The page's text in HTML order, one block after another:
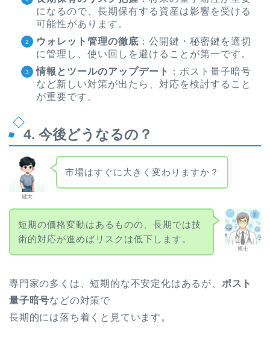
になるので、長期保有する資産は影響を受ける
可能性があります。
ウォレット管理の徹底 ：公開鍵・秘密鍵を適切
に管理し、使い回しを避けることが第一です。
情報とツールのアップデート
：ポスト量子暗号
など新しい対策が出たら、対応を検討すること
が重要です。
4. 今後どうなるの？
健太
市場はすぐに大きく変わりますか？
博士
短期の価格変動はあるものの、長期では技
術的対応が進めばリスクは低下します。
専門家の多くは、短期的な不安定化はあるが、 ポスト
量子暗号などの対策で
長期的には落ち着くと見ています。